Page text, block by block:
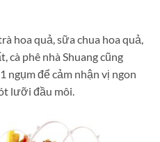
hoa quả, sữa chua hoa quả,
cà phê nhà Shuang cũng
ngụm để cảm nhận vị ngon
lưỡi đầu môi.